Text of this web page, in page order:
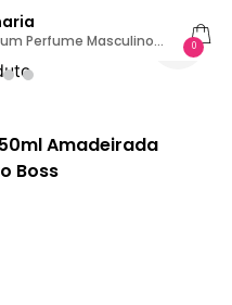
Perfume Masculino
0
Amadeirada
Boss